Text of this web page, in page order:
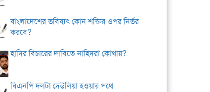
বাংলাদেশের ভবিষ্যৎ কোন শক্তির ওপর নির্ভর
করবে?
হাদির বিচারের দাবিতে নাহিদরা কোথায়?
বিএনপি দলটা দেউলিয়া হওয়ার পথে